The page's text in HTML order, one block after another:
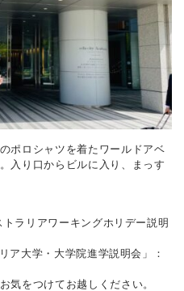
ポロシャツを着たワールドアベ
入り口からビルに入り、まっす
ラリアワーキングホリデー説明
ア大学・大学院進学説明会」：
気をつけてお越しください。